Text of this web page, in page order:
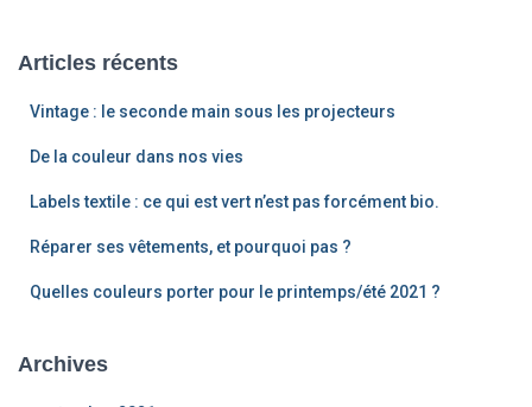
Articles récents
Vintage : le seconde main sous les projecteurs
De la couleur dans nos vies
Labels textile : ce qui est vert n’est pas forcément bio.
Réparer ses vêtements, et pourquoi pas ?
Quelles couleurs porter pour le printemps/été 2021 ?
Archives